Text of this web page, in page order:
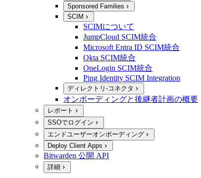
Sponsored Families
SCIM
SCIMについて
JumpCloud SCIM統合
Microsoft Entra ID SCIM統合
Okta SCIM統合
OneLogin SCIM統合
Ping Identity SCIM Integration
ディレクトリ-コネクタ
オンボーディングと後継者計画の概要
レポート
SSOでログイン
エンドユーザーオンボーディング
Deploy Client Apps
Bitwarden 公開 API
詳細